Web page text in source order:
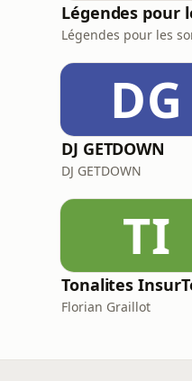
DG
DJ GETDOWN
DJ GETDOWN
TI
Tonalites
Florian Graillot